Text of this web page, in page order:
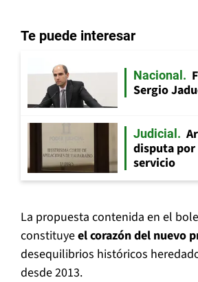
Te puede interesar
Nacional
Sergio
Judicial
disputa por
servicio
La propuesta contenida en el
constituyeel corazón del nuevo
desequilibrios históricos
desde 2013.